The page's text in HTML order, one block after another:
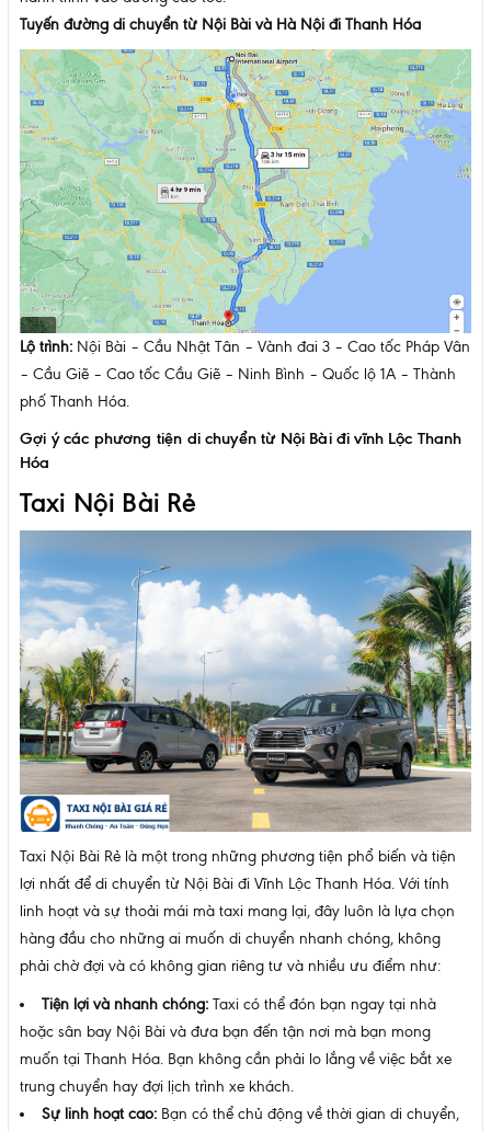
Tuyến đường di chuyển từ Nội Bài và Hà Nội đi Thanh Hóa
Lộ trình: Nội Bài – Cầu Nhật Tân – Vành đai 3 – Cao tốc Pháp Vân
– Cầu Giẽ – Cao tốc Cầu Giẽ – Ninh Bình – Quốc lộ 1A – Thành
phố Thanh Hóa.
Gợi ý các phương tiện di chuyển từ Nội Bài đi vĩnh Lộc Thanh
Hóa
Taxi Nội Bài Rẻ
Taxi Nội Bài Rẻ là một trong những phương tiện phổ biến và tiện
lợi nhất để di chuyển từ Nội Bài đi Vĩnh Lộc Thanh Hóa. Với tính
linh hoạt và sự thoải mái mà taxi mang lại, đây luôn là lựa chọn
hàng đầu cho những ai muốn di chuyển nhanh chóng, không
phải chờ đợi và có không gian riêng tư và nhiều ưu điểm như:
Tiện lợi và nhanh chóng: Taxi có thể đón bạn ngay tại nhà
hoặc sân bay Nội Bài và đưa bạn đến tận nơi mà bạn mong
muốn tại Thanh Hóa. Bạn không cần phải lo lắng về việc bắt xe
trung chuyển hay đợi lịch trình xe khách.
Sự linh hoạt cao: Bạn có thể chủ động về thời gian di chuyển,